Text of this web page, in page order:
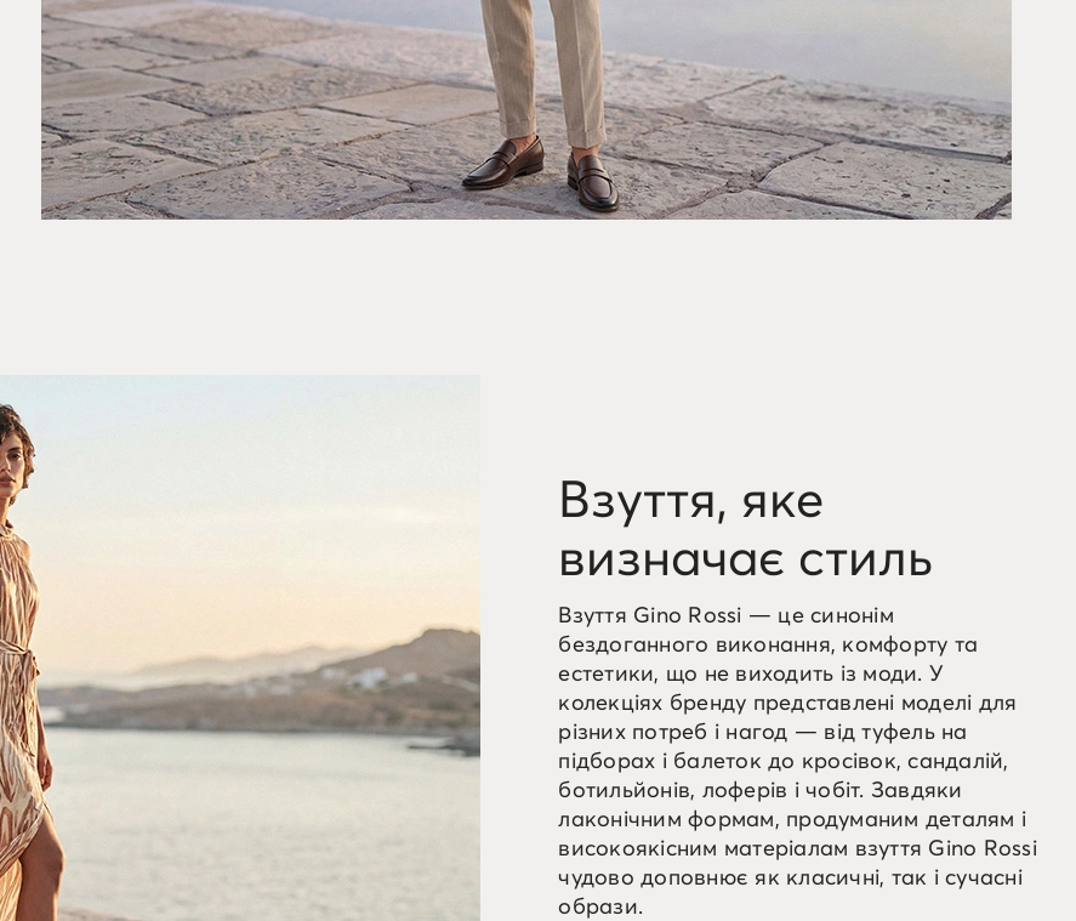
Взуття, яке
визначає стиль
Взуття Gino Rossi — це синонім
бездоганного виконання, комфорту та
естетики, що не виходить із моди. У
колекціях бренду представлені моделі для
різних потреб і нагод — від туфель на
підборах і балеток до кросівок, сандалій,
ботильйонів, лоферів і чобіт. Завдяки
лаконічним формам, продуманим деталям і
високоякісним матеріалам взуття Gino Rossi
чудово доповнює як класичні, так і сучасні
образи.